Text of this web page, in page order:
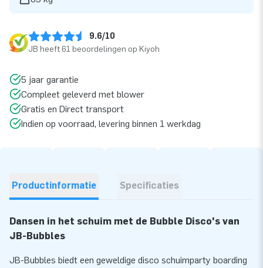
9.6/10
JB heeft 61 beoordelingen op Kiyoh
5 jaar garantie
Compleet geleverd met blower
Gratis en Direct transport
Indien op voorraad, levering binnen 1 werkdag
Productinformatie Specificaties
Dansen in het schuim met de Bubble Disco's van
JB-Bubbles
JB-Bubbles biedt een geweldige disco schuimparty boarding